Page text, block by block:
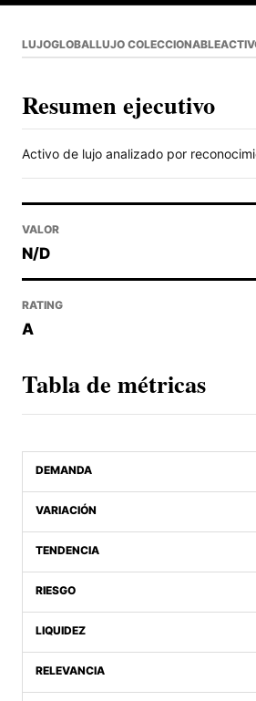
LUJOGLOBALLUJO COLECCIONABLE
Resumen ejecutivo
Activo de lujo analizado por
VALOR
N/D
RATING
A
Tabla de métricas
DEMANDA
VARIACIÓN
TENDENCIA
RIESGO
LIQUIDEZ
RELEVANCIA